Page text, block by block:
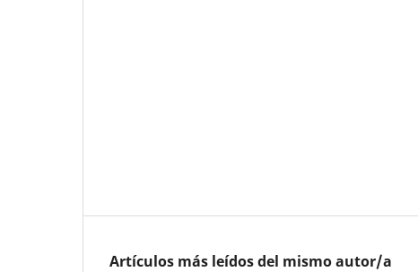
Artículos más leídos del mismo autor/a